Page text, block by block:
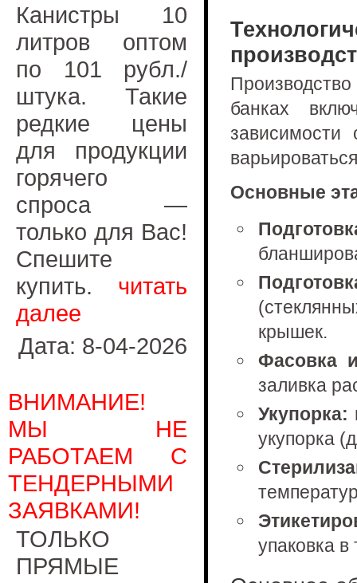
Канистры 10
литров оптом
по 101 рубл./
штука. Такие
редкие цены
для продукции
горячего
спроса —
только для Вас!
Спешите
купить. читать
далее
Дата: 8-04-2026
ВНИМАНИЕ!
МЫ НЕ
РАБОТАЕМ С
ТЕНДЕРНЫМИ
ЗАЯВКАМИ!
ТОЛЬКО
ПРЯМЫЕ
банках
Основные
крышек.
Фасовка
заливка
Укупорка:
укупорка
упаковка